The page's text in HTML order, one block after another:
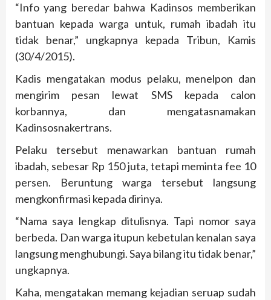
“Info yang beredar bahwa Kadinsos memberikan
bantuan kepada warga untuk, rumah ibadah itu
tidak benar,” ungkapnya kepada Tribun, Kamis
(30/4/2015).
Kadis mengatakan modus pelaku, menelpon dan
mengirim pesan lewat SMS kepada calon
korbannya, dan mengatasnamakan
Kadinsosnakertrans.
Pelaku tersebut menawarkan bantuan rumah
ibadah, sebesar Rp 150 juta, tetapi meminta fee 10
persen. Beruntung warga tersebut langsung
mengkonfirmasi kepada dirinya.
“Nama saya lengkap ditulisnya. Tapi nomor saya
berbeda. Dan warga itupun kebetulan kenalan saya
langsung menghubungi. Saya bilang itu tidak benar,”
ungkapnya.
Kaha, mengatakan memang kejadian seruap sudah